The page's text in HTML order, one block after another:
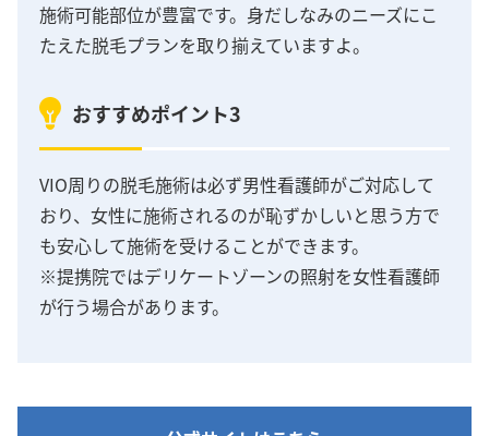
施術可能部位が豊富です。身だしなみのニーズにこ
たえた脱毛プランを取り揃えていますよ。
おすすめポイント3
VIO周りの脱毛施術は必ず男性看護師がご対応して
おり、女性に施術されるのが恥ずかしいと思う方で
も安心して施術を受けることができます。
※提携院ではデリケートゾーンの照射を女性看護師
が行う場合があります。